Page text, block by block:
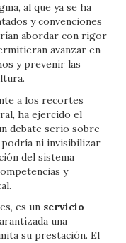
al que ya se ha
y convenciones
abordar con rigor
avanzar en
y prevenir las
a los recortes
ha ejercido el
debate serio sobre
podría ni invisibilizar
del sistema
y
es un servicio
una
su prestación. El